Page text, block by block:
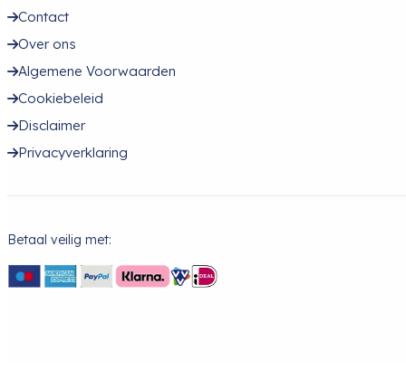
Contact
Over ons
Algemene Voorwaarden
Cookiebeleid
Disclaimer
Privacyverklaring
Betaal veilig met: